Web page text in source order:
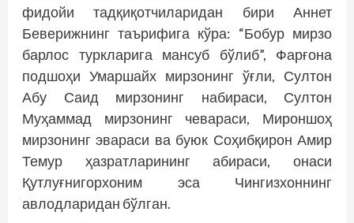
фидойи тадқиқотчиларидан бири Аннет
Беверижнинг таърифига кўра: “Бобур мирзо
барлос туркларига мансуб бўлиб”, Фарғона
подшоҳи Умаршайх мирзонинг ўғли, Султон
Абу Саид мирзонинг набираси, Султон
Муҳаммад мирзонинг чевараси, Мироншоҳ
мирзонинг эвараси ва буюк Соҳибқирон Амир
Темур ҳазратларининг абираси, онаси
Қутлуғнигорхоним эса Чингизхоннинг
авлодларидан бўлган.